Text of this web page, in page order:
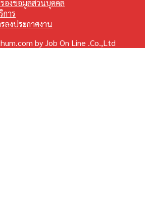
องข้อมูลส่วนบุคคล
การ
ลงประกาศงาน
by Job On Line .Co.,Ltd